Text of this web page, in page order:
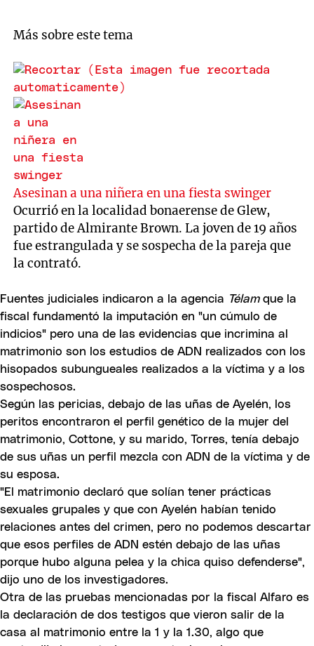
Más sobre este tema
Asesinan a una niñera en una fiesta swinger
Ocurrió en la localidad bonaerense de Glew,
partido de Almirante Brown. La joven de 19 años
fue estrangulada y se sospecha de la pareja que
la contrató.
Fuentes judiciales indicaron a la agencia Télam que la
fiscal fundamentó la imputación en "un cúmulo de
indicios" pero una de las evidencias que incrimina al
matrimonio son los estudios de ADN realizados con los
hisopados subungueales realizados a la víctima y a los
sospechosos.
Según las pericias, debajo de las uñas de Ayelén, los
peritos encontraron el perfil genético de la mujer del
matrimonio, Cottone, y su marido, Torres, tenía debajo
de sus uñas un perfil mezcla con ADN de la víctima y de
su esposa.
"El matrimonio declaró que solían tener prácticas
sexuales grupales y que con Ayelén habían tenido
relaciones antes del crimen, pero no podemos descartar
que esos perfiles de ADN estén debajo de las uñas
porque hubo alguna pelea y la chica quiso defenderse",
dijo uno de los investigadores.
Otra de las pruebas mencionadas por la fiscal Alfaro es
la declaración de dos testigos que vieron salir de la
casa al matrimonio entre la 1 y la 1.30, algo que